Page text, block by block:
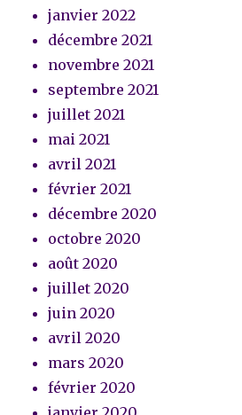
janvier 2022
décembre 2021
novembre 2021
septembre 2021
juillet 2021
mai 2021
avril 2021
février 2021
décembre 2020
octobre 2020
août 2020
juillet 2020
juin 2020
avril 2020
mars 2020
février 2020